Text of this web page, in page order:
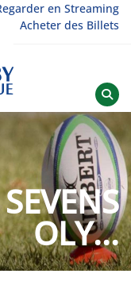
en Streaming
Acheter des Billets
OLY...